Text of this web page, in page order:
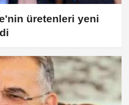
üretenleri yeni